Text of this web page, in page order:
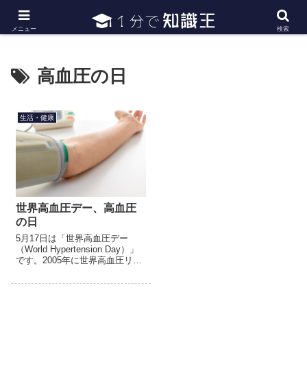
日常で必要な常識・知識や雑学・豆知識を幅広く紹介
高血圧の日
生活・健康
世界高血圧デー、高血圧
の日
5月17日は「世界高血圧デー
（World Hypertension Day）」
です。2005年に世界高血圧リー
League、WHL）が高血圧への自
メニュー 検索